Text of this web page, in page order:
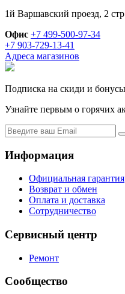
1й Варшавский проезд, 2
Офис +7 499-500-97-34
+7 903-729-13-41
Адреса магазинов
Подписка на скиди и бонусы
Узнайте первым о горячих
Информация
Официальная гарантия
Возврат и обмен
Оплата и доставка
Сотрудничество
Сервисный центр
Ремонт
Сообщество